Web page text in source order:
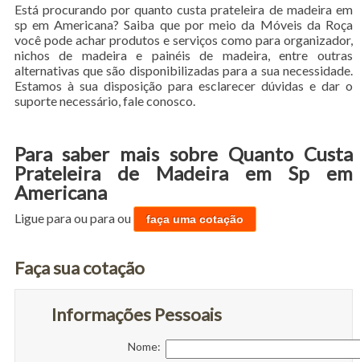
Está procurando por quanto custa prateleira de madeira em
sp em Americana? Saiba que por meio da Móveis da Roça
você pode achar produtos e serviços como para organizador,
nichos de madeira e painéis de madeira, entre outras
alternativas que são disponibilizadas para a sua necessidade.
Estamos à sua disposição para esclarecer dúvidas e dar o
suporte necessário, fale conosco.
Para saber mais sobre Quanto Custa
Prateleira de Madeira em Sp em
Americana
Ligue paraou paraou faça uma cotação
Faça sua cotação
Informações Pessoais
Nome: